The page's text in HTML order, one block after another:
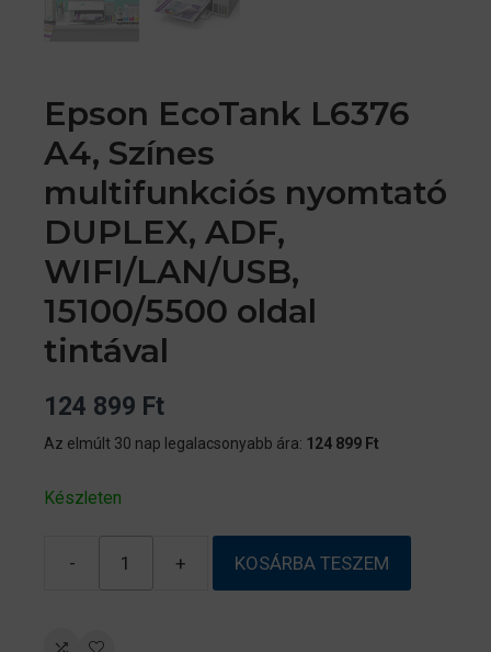
Epson EcoTank L6376
A4, Színes
multifunkciós nyomtató
DUPLEX, ADF,
WIFI/LAN/USB,
15100/5500 oldal
tintával
124 899 Ft
Az elmúlt 30 nap legalacsonyabb ára: 124 899 Ft
Készleten
-
Epson
+ KOSÁRBA TESZEM